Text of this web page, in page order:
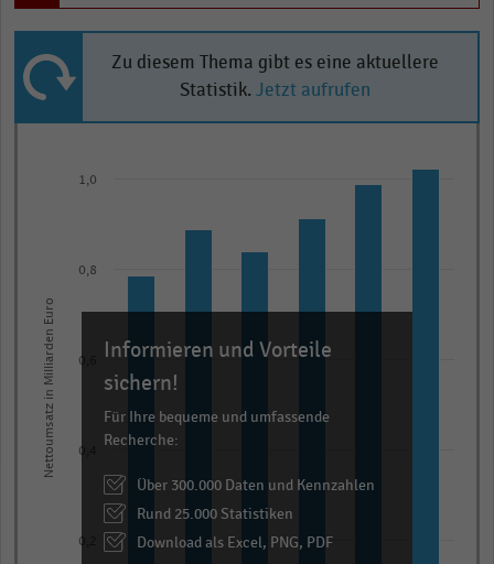
Zu diesem Thema gibt es eine aktuellere
Statistik. Jetzt aufrufen
chart
has
axis
displaying
categories.
categories.
Nettoumsatz in Milliarden Euro
0,2
0,4
0,6
0,8
1,0
Informieren und Vorteile
sichern!
Für Ihre bequeme und umfassende
Recherche:
Über 300.000 Daten und Kennzahlen
Rund 25.000 Statistiken
Download als Excel, PNG, PDF